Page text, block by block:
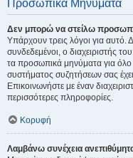
Προσωπικά Μηνύματα
Δεν μπορώ να στείλω
Υπάρχουν τρεις λόγοι για αυτό.
συνδεδεμένοι, ο διαχειριστής
τα προσωπικά μηνύματα για όλο
συστήματος συζητήσεων σας
Επικοινωνήστε με έναν
περισσότερες πληροφορίες.
Κορυφή
Λαμβάνω συνέχεια